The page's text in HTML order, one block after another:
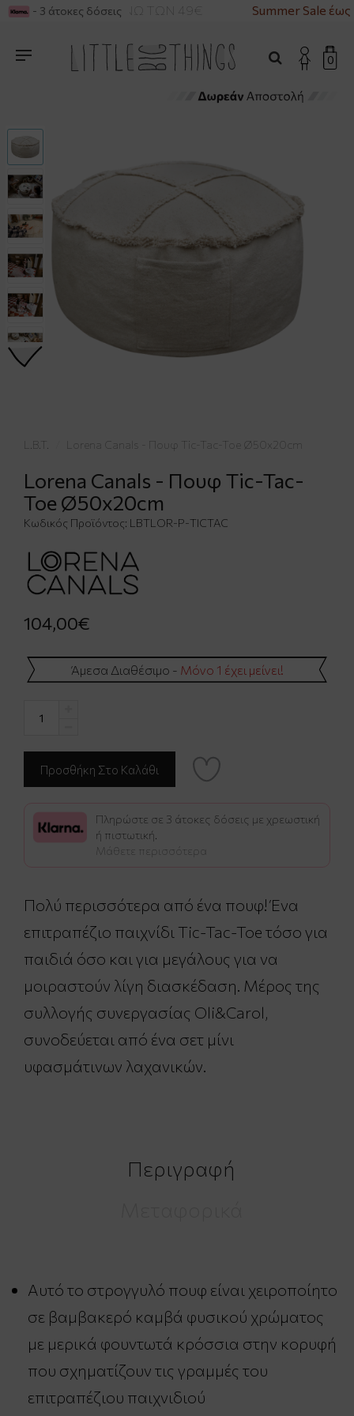
ΓΙΑ ΑΓΟΡΕΣ ΑΝΩ ΤΩΝ 49€ Summer Sale έως
- 3 άτοκες δόσεις
0
L.B.T. Lorena Canals - Πουφ Tic-Tac-Toe Ø50x20cm
Lorena Canals - Πουφ Tic-Tac-
Toe Ø50x20cm
Κωδικός Προϊόντος: LBTLΟR-Ρ-ΤΙCΤΑC
104,00€
Άμεσα Διαθέσιμο - Μόνο 1 έχει μείνει!
Πληρώστε σε 3 άτοκες δόσεις με χρεωστική
ή πιστωτική.
Μάθετε περισσότερα
Πολύ περισσότερα από ένα πουφ! Ένα
επιτραπέζιο παιχνίδι Tic-Tac-Toe τόσο για
παιδιά όσο και για μεγάλους για να
μοιραστούν λίγη διασκέδαση. Μέρος της
συλλογής συνεργασίας Oli&Carol,
συνοδεύεται από ένα σετ μίνι
υφασμάτινων λαχανικών.
Περιγραφή
Αυτό το στρογγυλό πουφ είναι χειροποίητο
σε βαμβακερό καμβά φυσικού χρώματος
με μερικά φουντωτά κρόσσια στην κορυφή
που σχηματίζουν τις γραμμές του
επιτραπέζιου παιχνιδιού